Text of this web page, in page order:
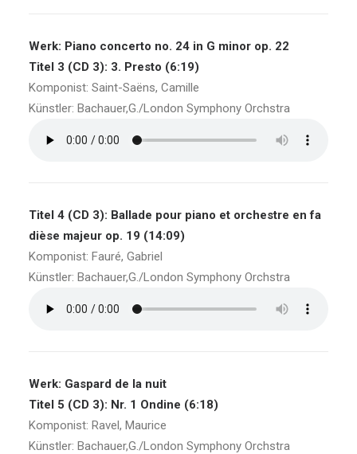
Werk: Piano concerto no. 24 in G minor op. 22
Titel 3 (CD 3): 3. Presto (6:19)
Komponist: Saint-Saëns, Camille
Künstler: Bachauer,G./London Symphony Orchstra
Titel 4 (CD 3): Ballade pour piano et orchestre en fa
dièse majeur op. 19 (14:09)
Komponist: Fauré, Gabriel
Künstler: Bachauer,G./London Symphony Orchstra
Werk: Gaspard de la nuit
Titel 5 (CD 3): Nr. 1 Ondine (6:18)
Komponist: Ravel, Maurice
Künstler: Bachauer,G./London Symphony Orchstra